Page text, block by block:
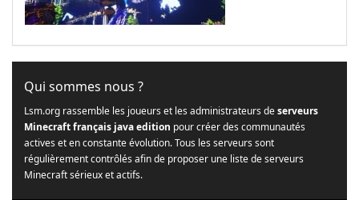
Qui sommes nous ?
Lsm.org rassemble les joueurs et les administrateurs deserveurs
Minecraft français java edition pour créer des communautés
actives et en constante évolution. Tous les serveurs sont
régulièrement contrôlés afin de proposer une liste de serveurs
Minecraft sérieux et actifs.